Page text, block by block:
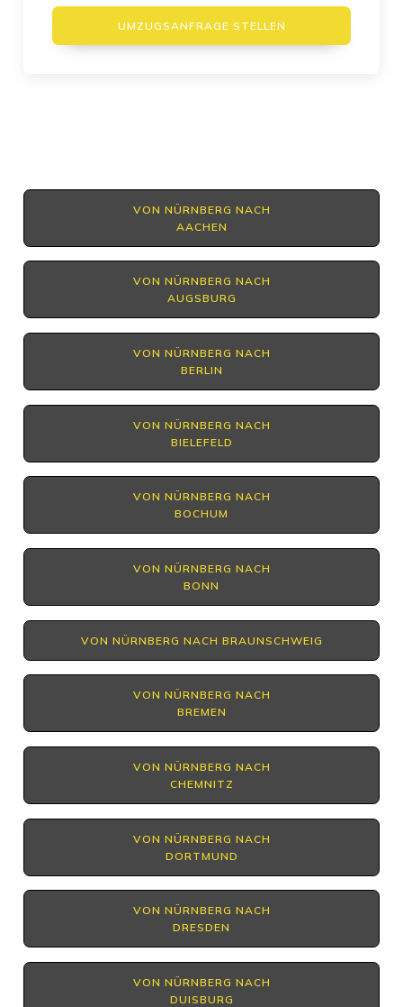
UMZUGSANFRAGE STELLEN
VON NÜRNBERG NACH
AACHEN
VON NÜRNBERG NACH
AUGSBURG
VON NÜRNBERG NACH
BERLIN
VON NÜRNBERG NACH
BIELEFELD
VON NÜRNBERG NACH
BOCHUM
VON NÜRNBERG NACH
BONN
VON NÜRNBERG NACH BRAUNSCHWEIG
VON NÜRNBERG NACH
BREMEN
VON NÜRNBERG NACH
CHEMNITZ
VON NÜRNBERG NACH
DORTMUND
VON NÜRNBERG NACH
DRESDEN
VON NÜRNBERG NACH
DUISBURG